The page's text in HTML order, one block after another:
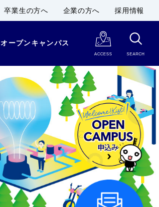
卒業生の方へ 企業の方へ 採用情報
オープンキャンパス
ACCESS SEARCH